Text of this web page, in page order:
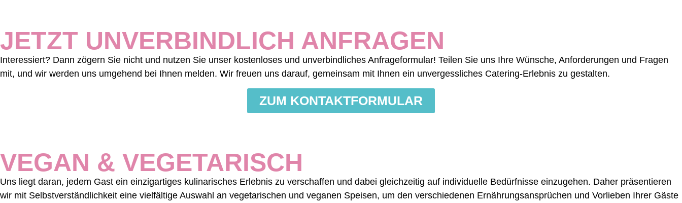
JETZT UNVERBINDLICH ANFRAGEN
Interessiert? Dann zögern Sie nicht und nutzen Sie unser kostenloses und unverbindliches Anfrageformular! Teilen Sie uns Ihre Wünsche, Anforderungen und Fragen
mit, und wir werden uns umgehend bei Ihnen melden. Wir freuen uns darauf, gemeinsam mit Ihnen ein unvergessliches Catering-Erlebnis zu gestalten.
ZUM KONTAKTFORMULAR
VEGAN & VEGETARISCH
Uns liegt daran, jedem Gast ein einzigartiges kulinarisches Erlebnis zu verschaffen und dabei gleichzeitig auf individuelle Bedürfnisse einzugehen. Daher präsentieren
wir mit Selbstverständlichkeit eine vielfältige Auswahl an vegetarischen und veganen Speisen, um den verschiedenen Ernährungsansprüchen und Vorlieben Ihrer Gäste